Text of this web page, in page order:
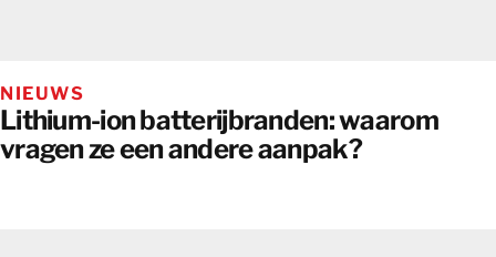
NIEUWS
Lithium-ion batterijbranden: waarom
vragen ze een andere aanpak?